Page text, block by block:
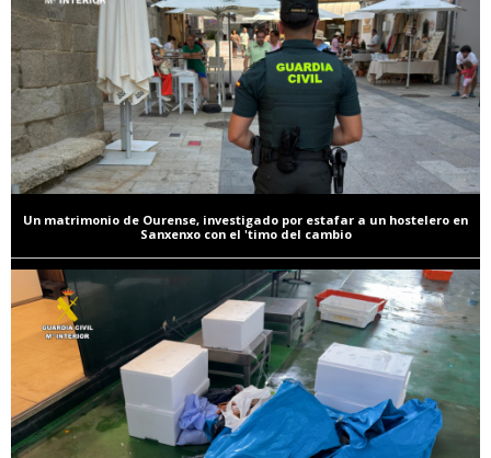
Un matrimonio de Ourense, investigado por estafar a un hostelero en
Sanxenxo con el 'timo del cambio